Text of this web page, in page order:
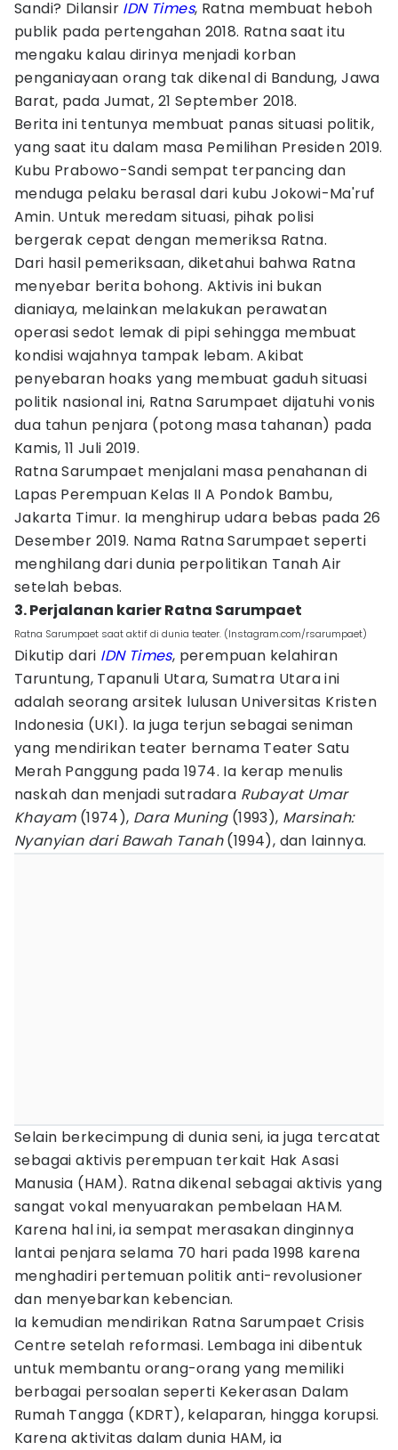
Sandi? Dilansir IDN Times, Ratna membuat heboh
publik pada pertengahan 2018. Ratna saat itu
mengaku kalau dirinya menjadi korban
penganiayaan orang tak dikenal di Bandung, Jawa
Barat, pada Jumat, 21 September 2018.
Berita ini tentunya membuat panas situasi politik,
yang saat itu dalam masa Pemilihan Presiden 2019.
Kubu Prabowo-Sandi sempat terpancing dan
menduga pelaku berasal dari kubu Jokowi-Ma'ruf
Amin. Untuk meredam situasi, pihak polisi
bergerak cepat dengan memeriksa Ratna.
Dari hasil pemeriksaan, diketahui bahwa Ratna
menyebar berita bohong. Aktivis ini bukan
dianiaya, melainkan melakukan perawatan
operasi sedot lemak di pipi sehingga membuat
kondisi wajahnya tampak lebam. Akibat
penyebaran hoaks yang membuat gaduh situasi
politik nasional ini, Ratna Sarumpaet dijatuhi vonis
dua tahun penjara (potong masa tahanan) pada
Kamis, 11 Juli 2019.
Ratna Sarumpaet menjalani masa penahanan di
Lapas Perempuan Kelas II A Pondok Bambu,
Jakarta Timur. Ia menghirup udara bebas pada 26
Desember 2019. Nama Ratna Sarumpaet seperti
menghilang dari dunia perpolitikan Tanah Air
setelah bebas.
3. Perjalanan karier Ratna Sarumpaet
Ratna Sarumpaet saat aktif di dunia teater. (Instagram.com/rsarumpaet)
Dikutip dari IDN Times, perempuan kelahiran
Taruntung, Tapanuli Utara, Sumatra Utara ini
adalah seorang arsitek lulusan Universitas Kristen
Indonesia (UKI). Ia juga terjun sebagai seniman
yang mendirikan teater bernama Teater Satu
Merah Panggung pada 1974. Ia kerap menulis
naskah dan menjadi sutradara Rubayat Umar
Khayam(1974), Dara Muning(1993), Marsinah:
Nyanyian dari Bawah Tanah(1994), dan lainnya.
Selain berkecimpung di dunia seni, ia juga tercatat
sebagai aktivis perempuan terkait Hak Asasi
Manusia (HAM). Ratna dikenal sebagai aktivis yang
sangat vokal menyuarakan pembelaan HAM.
Karena hal ini, ia sempat merasakan dinginnya
lantai penjara selama 70 hari pada 1998 karena
menghadiri pertemuan politik anti-revolusioner
dan menyebarkan kebencian.
Ia kemudian mendirikan Ratna Sarumpaet Crisis
Centre setelah reformasi. Lembaga ini dibentuk
untuk membantu orang-orang yang memiliki
berbagai persoalan seperti Kekerasan Dalam
Rumah Tangga (KDRT), kelaparan, hingga korupsi.
Karena aktivitas dalam dunia HAM, ia